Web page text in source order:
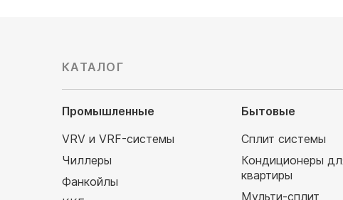
КАТАЛОГ
Промышленные
VRV и VRF-системы
Чиллеры
Фанкойлы
Бытовые
Сплит системы
Кондиционеры
квартиры
Мульти-сплит